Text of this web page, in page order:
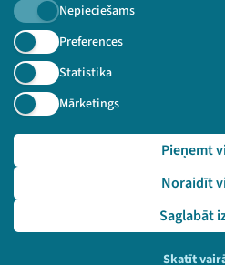
Nepieciešams
Preferences
Statistika
Mārketings
Saglabāt
Noraidīt
Pieņemt
Skatīt
Piesakies jaunumiem!
Nepalaid garām aktuālāko
Pieteikties
🔗 https://